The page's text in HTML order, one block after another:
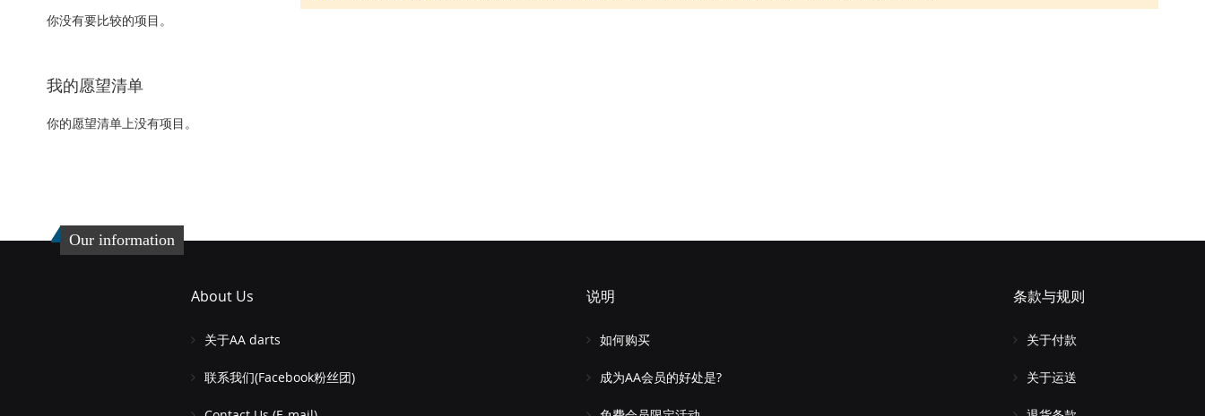
你没有要比较的项目。
我的愿望清单
你的愿望清单上没有项目。
Our information
About Us
关于AA darts
联系我们(Facebook粉丝团)
说明
如何购买
成为AA会员的好处是?
条款与规则
关于付款
关于运送